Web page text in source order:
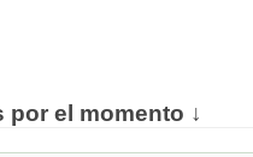
por el momento ↓